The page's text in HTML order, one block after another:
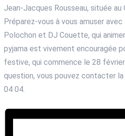
Jean-Jacques Rousseau, située au
Préparez-vous à vous amuser
Polochon et DJ Couette, qui
pyjama est vivement encouragée
festive, qui commence le 28
question, vous pouvez contacter
04 04.